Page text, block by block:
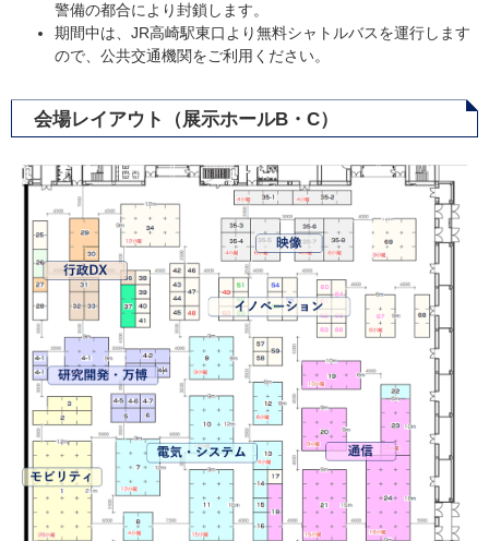
警備の都合により封鎖します。
期間中は、JR高崎駅東口より無料シャトルバスを運行します
ので、公共交通機関をご利用ください。
会場レイアウト（展示ホールB・C）